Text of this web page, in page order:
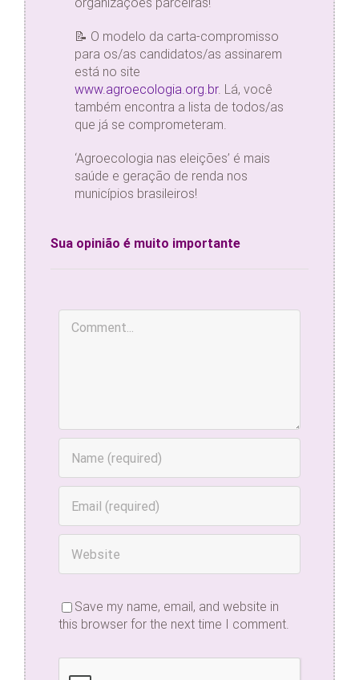
📝 O modelo da carta-compromisso
para os/as candidatos/as assinarem
está no site
www.agroecologia.org.br. Lá, você
também encontra a lista de todos/as
que já se comprometeram.
‘Agroecologia nas eleições’ é mais
saúde e geração de renda nos
municípios brasileiros!
Sua opinião é muito importante
Save my name, email, and website in
this browser for the next time I comment.